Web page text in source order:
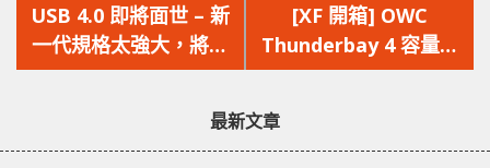
一
篇
文
USB 4.0 即將面世 – 新
一代規格太強大，將取
代「傳線」界 ?
一
篇
文
[XF 開箱] OWC
Thunderbay 4 容量高
達 56TB 速度可達
最新文章